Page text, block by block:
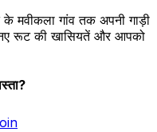
मवीकला गांव तक अपनी गाड़ी
रूट की खासियतें और आपको